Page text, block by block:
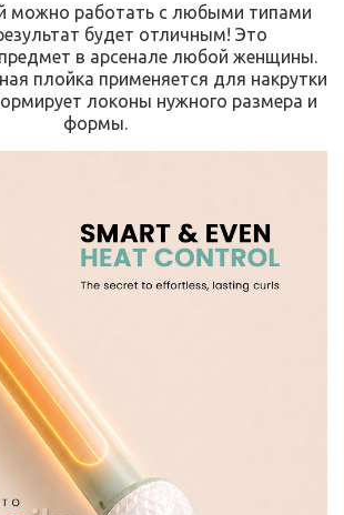
можно работать с любыми типами
будет отличным! Это
в арсенале любой женщины.
плойка применяется для накрутки
локоны нужного размера и
формы.